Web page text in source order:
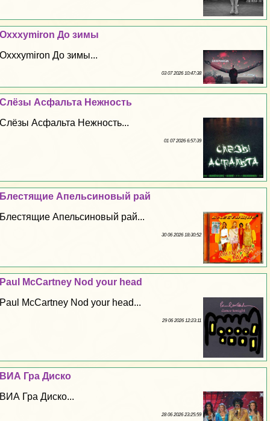
Oxxxymiron До зимы
Oxxxymiron До зимы...
03 07 2026 10:47:38
Слёзы Асфальта Нежность
Слёзы Асфальта Нежность...
01 07 2026 6:57:39
Блестящие Апельсиновый рай
Блестящие Апельсиновый рай...
30 06 2026 18:30:52
Paul McCartney Nod your head
Paul McCartney Nod your head...
29 06 2026 12:23:11
ВИА Гра Диско
ВИА Гра Диско...
28 06 2026 23:25:59